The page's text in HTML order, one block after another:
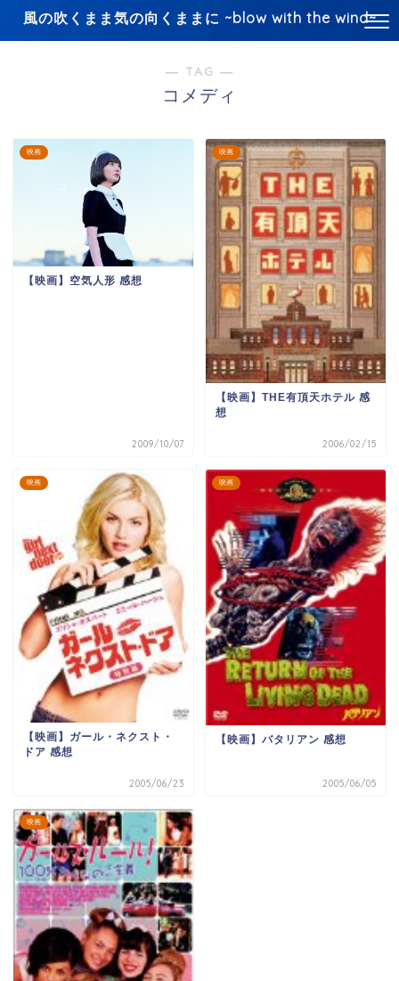
風の吹くまま気の向くままに ~blow with the wind~
― TAG ―
コメディ
映画
【映画】空気人形 感想
2009/10/07
映画
【映画】THE有頂天ホテル 感
想
2006/02/15
映画
【映画】ガール・ネクスト・
ドア 感想
2005/06/23
映画
【映画】バタリアン 感想
2005/06/05
映画